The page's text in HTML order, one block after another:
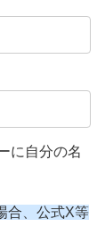
に自分の名
合、公式X等